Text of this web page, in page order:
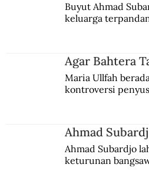
Buyut Ahmad
keluarga
agama Islam.
Agar Bahtera
Maria Ullfah
kontroversi
Ahmad
Ahmad Subardjo
keturunan